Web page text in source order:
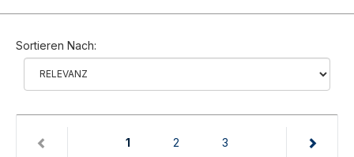
Sortieren Nach:
1(current)
2 3